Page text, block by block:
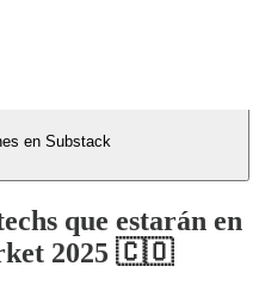
en Substack
que estarán en
2025 🇨🇴